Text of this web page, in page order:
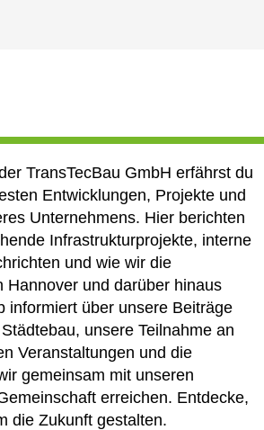
TransTecBau GmbH erfährst du
Entwicklungen, Projekte und
Unternehmens. Hier berichten
Infrastrukturprojekte, interne
und wie wir die
Hannover und darüber hinaus
informiert über unsere Beiträge
unsere Teilnahme an
Veranstaltungen und die
gemeinsam mit unseren
erreichen. Entdecke,
die Zukunft gestalten.